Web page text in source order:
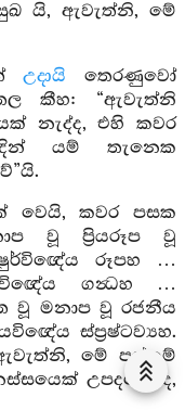
යි, ඇවැත්නි, මේ
උදායි තෙරණුවෝ
කීහ: “ඇවැත්නි
නැද්ද, එහි කවර
යම් තැනෙක
වෙයි, කවර පසක
වූ ප්‍රියරූප වූ
රූපහ …
ගන්‍ධහ …
වූ මනාප වූ රජනීය
ස්ප්‍රෂ්ටව්‍යහ.
මේ පස්කම්
උපදනේ ද,